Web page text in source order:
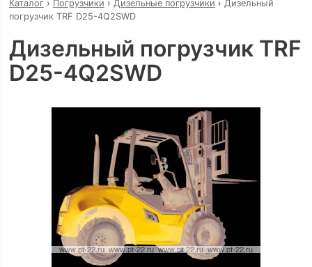
Каталог› Погрузчики › Дизельные погрузчики › Дизельный
погрузчик TRF D25-4Q2SWD
Дизельный погрузчик TRF
D25-4Q2SWD